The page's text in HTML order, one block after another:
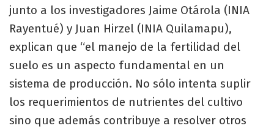
junto a los investigadores Jaime Otárola (INIA
Rayentué) y Juan Hirzel (INIA Quilamapu),
explican que “el manejo de la fertilidad del
suelo es un aspecto fundamental en un
sistema de producción. No sólo intenta suplir
los requerimientos de nutrientes del cultivo
sino que además contribuye a resolver otros